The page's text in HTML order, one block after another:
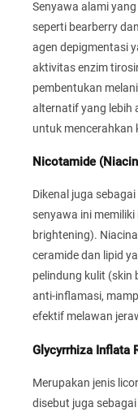
Senyawa alami
seperti bearberry
agen depigmentasi
aktivitas enzim
pembentukan
alternatif yang lebih
untuk mencerahkan
Nicotamide
Dikenal juga
senyawa ini
brightening).
ceramide dan lipid
pelindung kulit (skin
anti-inflamasi,
efektif melawan
Glycyrrhiza Inflata
Merupakan jenis
disebut juga